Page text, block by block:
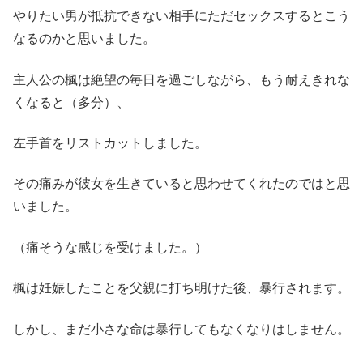
やりたい男が抵抗できない相手にただセックスするとこう
なるのかと思いました。
主人公の楓は絶望の毎日を過ごしながら、もう耐えきれな
くなると（多分）、
左手首をリストカットしました。
その痛みが彼女を生きていると思わせてくれたのではと思
いました。
（痛そうな感じを受けました。）
楓は妊娠したことを父親に打ち明けた後、暴行されます。
しかし、まだ小さな命は暴行してもなくなりはしません。